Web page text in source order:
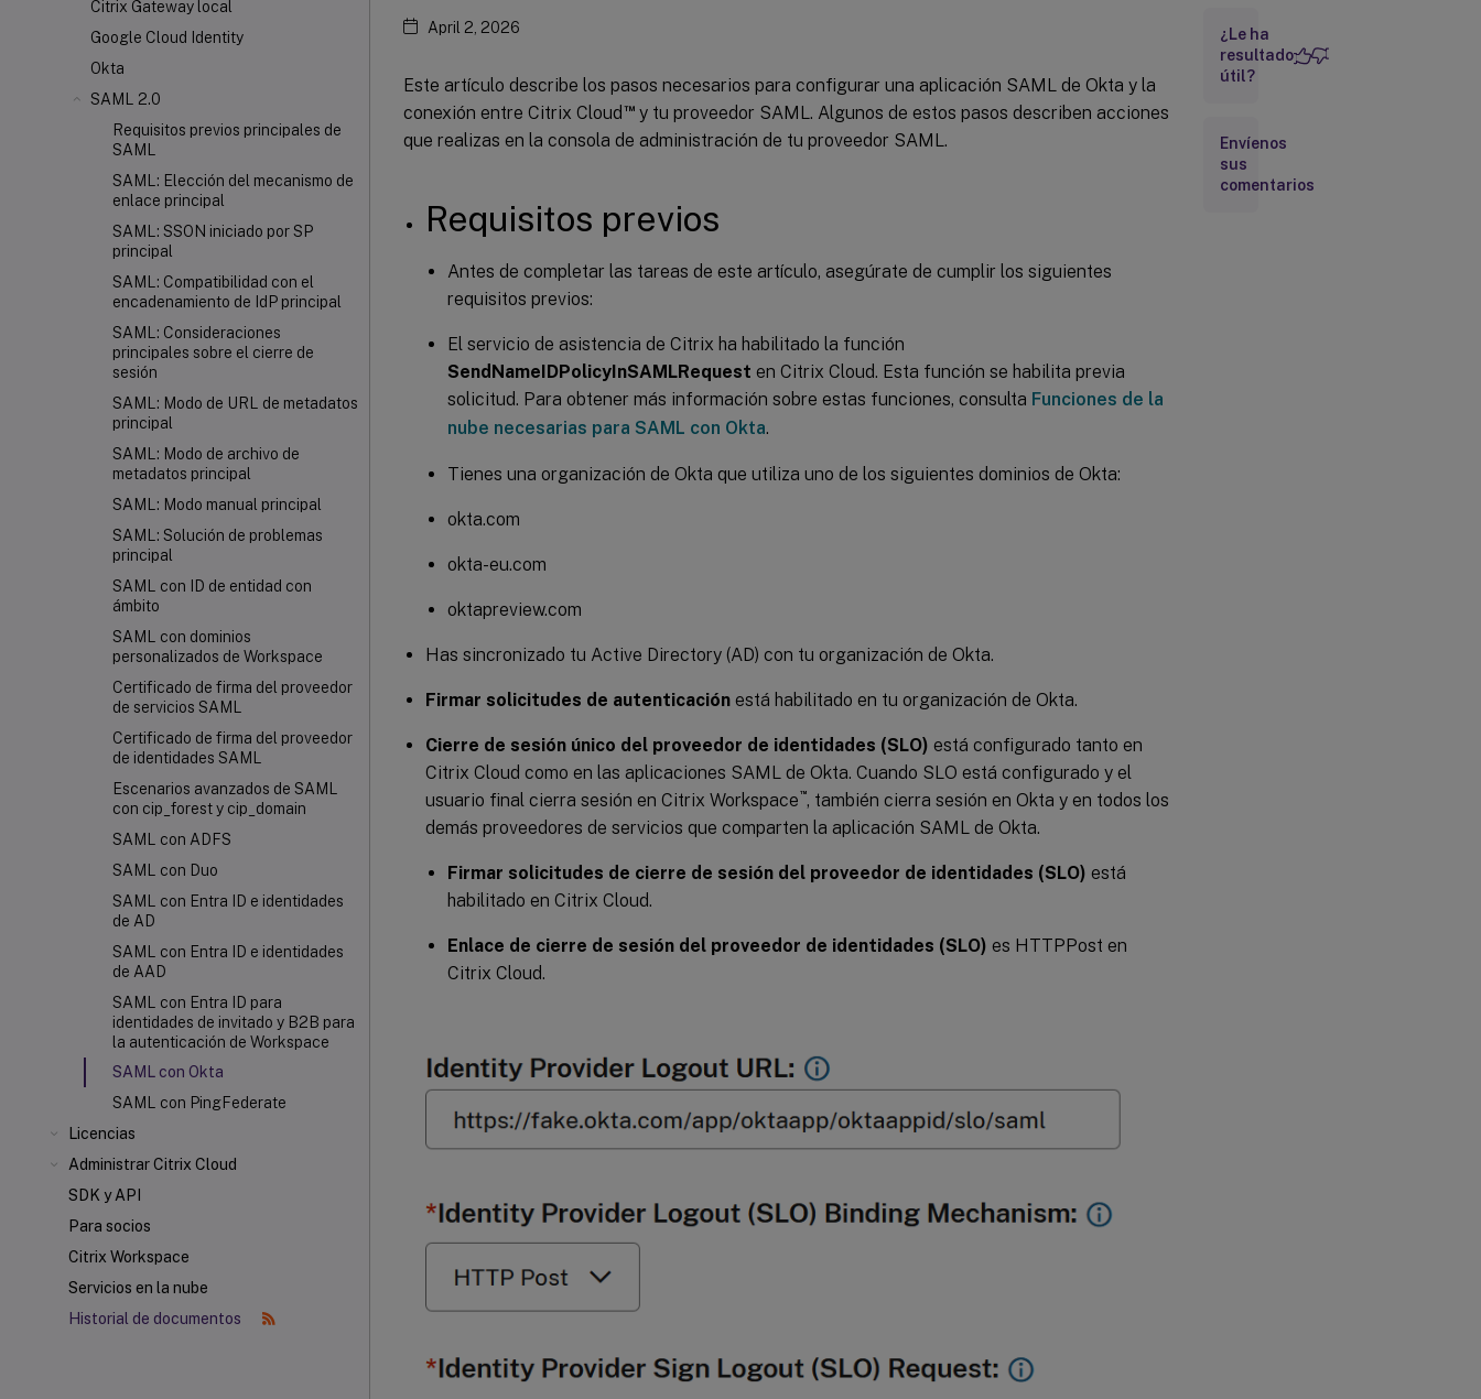
Citrix Gateway local
Google Cloud Identity
Okta
SAML 2.0
Requisitos previos principales de
SAML
SAML: Elección del mecanismo de
enlace principal
SAML: SSON iniciado por SP
principal
SAML: Compatibilidad con el
encadenamiento de IdP principal
SAML: Consideraciones
principales sobre el cierre de
sesión
SAML: Modo de URL de metadatos
principal
SAML: Modo de archivo de
metadatos principal
SAML: Modo manual principal
SAML: Solución de problemas
principal
SAML con ID de entidad con
ámbito
SAML con dominios
personalizados de Workspace
Certificado de firma del proveedor
de servicios SAML
Certificado de firma del proveedor
de identidades SAML
Escenarios avanzados de SAML
con cip_forest y cip_domain
SAML con ADFS
SAML con Duo
SAML con Entra ID e identidades
de AD
SAML con Entra ID e identidades
de AAD
SAML con Entra ID para
identidades de invitado y B2B para
la autenticación de Workspace
SAML con Okta
SAML con PingFederate
Licencias
Administrar Citrix Cloud
SDK y API
Para socios
Citrix Workspace
Servicios en la nube
Historial de documentos
April 2, 2026
Este artículo describe los pasos necesarios para configurar una aplicación SAML de Okta y la
conexión entre Citrix Cloud ™y tu proveedor SAML. Algunos de estos pasos describen acciones
que realizas en la consola de administración de tu proveedor SAML.
Requisitos previos
Antes de completar las tareas de este artículo, asegúrate de cumplir los siguientes
requisitos previos:
El servicio de asistencia de Citrix ha habilitado la función
SendNameIDPolicyInSAMLRequest en Citrix Cloud. Esta función se habilita previa
solicitud. Para obtener más información sobre estas funciones, consulta Funciones de la
nube necesarias para SAML con Okta.
Tienes una organización de Okta que utiliza uno de los siguientes dominios de Okta:
okta.com
okta-eu.com
oktapreview.com
Has sincronizado tu Active Directory (AD) con tu organización de Okta.
Firmar solicitudes de autenticación está habilitado en tu organización de Okta.
Cierre de sesión único del proveedor de identidades (SLO) está configurado tanto en
Citrix Cloud como en las aplicaciones SAML de Okta. Cuando SLO está configurado y el
usuario final cierra sesión en Citrix Workspace ™, también cierra sesión en Okta y en todos los
demás proveedores de servicios que comparten la aplicación SAML de Okta.
Firmar solicitudes de cierre de sesión del proveedor de identidades (SLO) está
habilitado en Citrix Cloud.
Enlace de cierre de sesión del proveedor de identidades (SLO) es HTTPPost en
Citrix Cloud.
autenticación
de
Workspace
la
conexión
SAML de
¿Le ha
resultado
útil?
Envíenos
sus
comentarios